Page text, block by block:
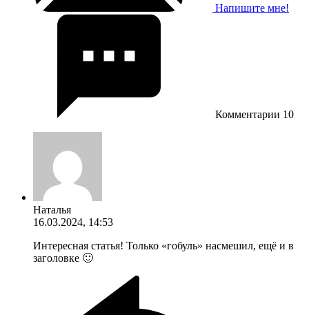
Напишите мне!
Комментарии 10
Наталья
16.03.2024, 14:53
Интересная статья! Только «гобуль» насмешил, ещё и в
заголовке 🙂